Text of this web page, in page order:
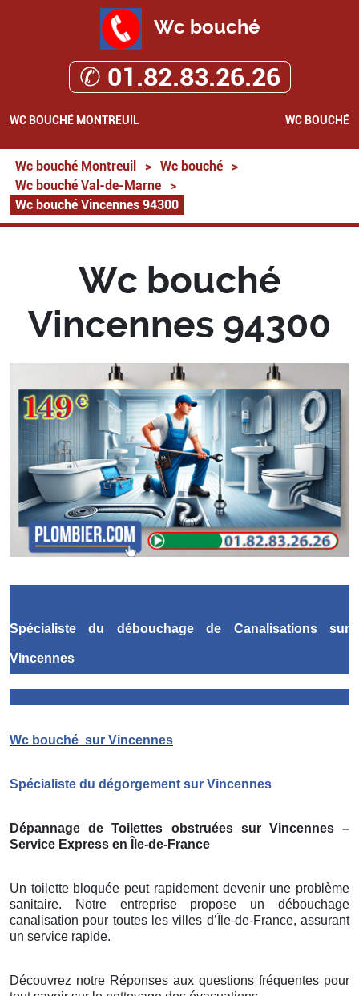
Wc bouché
✆ 01.82.83.26.26
WC BOUCHÉ MONTREUIL WC BOUCHÉ
Wc bouché Montreuil > Wc bouché
>
Wc bouché Val-de-Marne
>
Wc bouché Vincennes 94300
Wc bouché
Vincennes 94300
Spécialiste du débouchage de Canalisationssur
Vincennes
Wc bouché sur Vincennes
Spécialiste du dégorgement sur Vincennes
Dépannage de Toilettes obstruées sur Vincennes –
Service Express en Île-de-France
Un toilette bloquée peut rapidement devenir une problème
sanitaire. Notre entreprise propose un débouchage
canalisation pour toutes les villes d’Île-de-France, assurant
un service rapide.
Découvrez notre Réponses aux questions fréquentes pour